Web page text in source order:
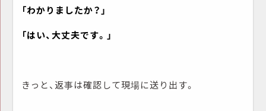
「わかりましたか？」
「はい、大丈夫です。」
きっと、返事は確認して現場に送り出す。